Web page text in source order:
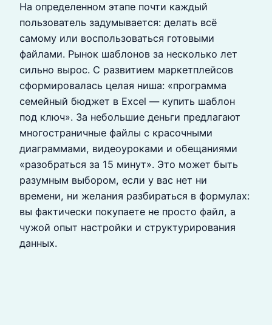
На определенном этапе почти каждый
пользователь задумывается: делать всё
самому или воспользоваться готовыми
файлами. Рынок шаблонов за несколько лет
сильно вырос. С развитием маркетплейсов
сформировалась целая ниша: «программа
семейный бюджет в Excel — купить шаблон
под ключ». За небольшие деньги предлагают
многостраничные файлы с красочными
диаграммами, видеоуроками и обещаниями
«разобраться за 15 минут». Это может быть
разумным выбором, если у вас нет ни
времени, ни желания разбираться в формулах:
вы фактически покупаете не просто файл, а
чужой опыт настройки и структурирования
данных.